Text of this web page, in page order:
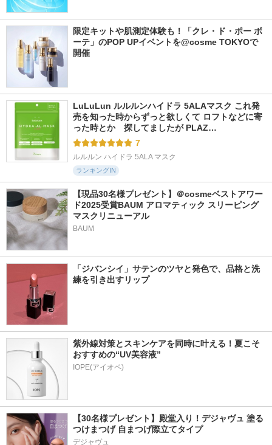
限定キットや肌測定体験も！「クレ・ド・ポー ボ
ーテ」のPOP UPイベントを@cosme TOKYOで
開催
LuLuLun ルルルンハイドラ 5ALAマスク これ発
売を知った時からずっと欲しくて ロフトなどに寄
った時とか　探してましたが PLAZ…
7
ルルルン ハイドラ 5ALA マスク
ランキングIN
【現品30名様プレゼント】＠cosmeベストアワー
ド2025受賞BAUM アロマティック スリーピング
マスクリニューアル
BAUM
「ジバンシイ」サテンのツヤと発色で、品格と洗
練を引き出すリップ
紫外線対策とスキンケアを同時に叶える！夏こそ
おすすめの“UV美容液”
IOPE(アイオペ)
【30名様プレゼント】殿堂入り！デジャヴュ 塗る
つけまつげ 自まつげ際立てタイプ
デジャヴュ